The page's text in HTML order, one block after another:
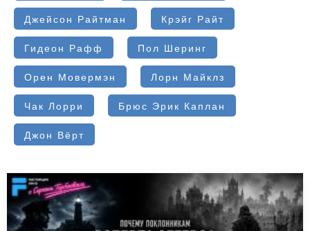
Джейсон Райтман Крэйг Райт
Гидеон Рафф Пол Шеринг
Орен Мовермэн Лорн Майклз
Чак Лорри Брюс Эрик Каплан
Джон Вёрт